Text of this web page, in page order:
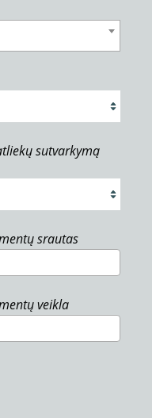
sutvarkymą
srautas
veikla